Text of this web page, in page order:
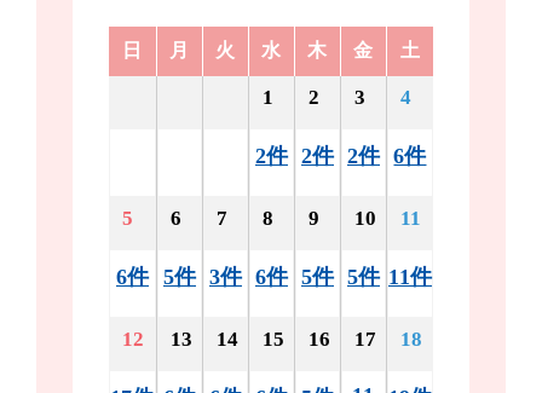
日 月 火 水 木 金 土
1
2件
2
2件
3
2件
4
6件
5
6件
6
5件
7
3件
8
6件
9
5件
10
5件
11
11件
12 13 14 15 16 17 18